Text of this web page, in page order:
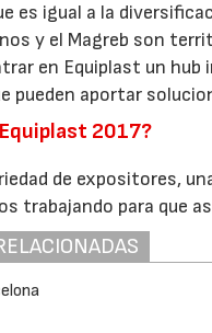
es igual a la
y el Magreb son
en Equiplast un
pueden aportar
2017?
de expositores,
trabajando para que